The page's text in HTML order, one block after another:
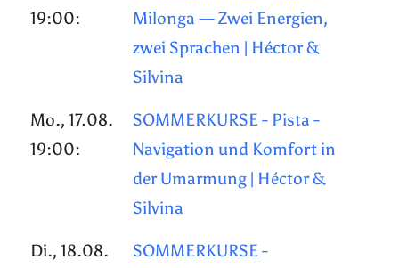
19:00:
Milonga — Zwei Energien,
zwei Sprachen | Héctor &
Silvina
Mo., 17.08.
19:00:
SOMMERKURSE - Pista -
Navigation und Komfort in
der Umarmung | Héctor &
Silvina
Di., 18.08.
SOMMERKURSE -